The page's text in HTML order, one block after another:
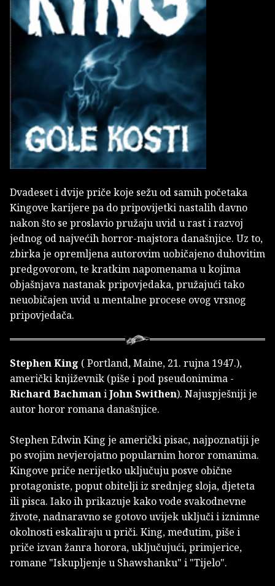
Dvadeset i dvije priče koje sežu od samih početaka
Kingove karijere pa do pripovijetki nastalih davno
nakon što se proslavio pružaju uvid u rast i razvoj
jednog od najvećih horror-majstora današnjice. Uz to,
zbirka je opremljena autorovim uobičajeno duhovitim
predgovorom, te kratkim napomenama u kojima
objašnjava nastanak pripovjedaka, pružajući tako
neuobičajen uvid u mentalne procese ovog vrsnog
pripovjedača.
Stephen King ( Portland, Maine, 21. rujna 1947.),
američki književnik (piše i pod pseudonimima -
Richard BachmaniJohn Swithen). Najuspješniji je
autor horor romana današnjice.
Stephen Edwin King je američki pisac, najpoznatiji je
po svojim nevjerojatno popularnim horor romanima.
Kingove priče nerijetko uključuju posve obične
protagoniste, poput obitelji iz srednjeg sloja, djeteta
ili pisca. Iako ih prikazuje kako vode svakodnevne
živote, nadnaravno se gotovo uvijek uključi i iznimne
okolnosti eskaliraju u priči. King, međutim, piše i
priče izvan žanra horora, uključujući, primjerice,
romane "Iskupljenje u Shawshanku" i "Tijelo".